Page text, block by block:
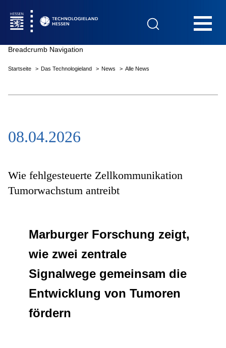
Das Technologieland
Innovationsfelder
Netzwerke
Breadcrumb Navigation
Startseite Das Technologieland News Alle News
08.04.2026
Wie fehlgesteuerte Zellkommunikation
Tumorwachstum antreibt
Marburger Forschung zeigt,
wie zwei zentrale
Signalwege gemeinsam die
Entwicklung von Tumoren
fördern